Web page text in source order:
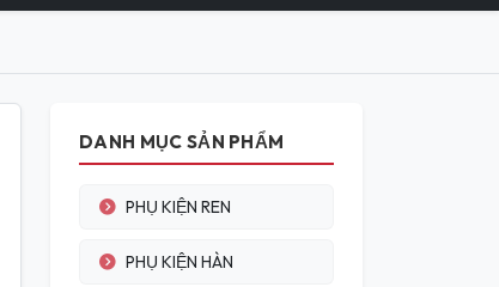
DANH MỤC SẢN PHẨM
PHỤ KIỆN REN
PHỤ KIỆN HÀN